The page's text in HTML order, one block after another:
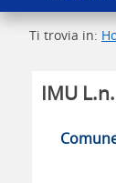
Ti trovia in:
IMU